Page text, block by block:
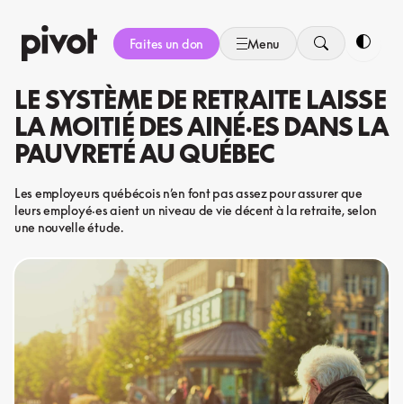
au
contenu
Faites un don Menu
LE SYSTÈME DE RETRAITE LAISSE
LA MOITIÉ DES AINÉ·ES DANS LA
PAUVRETÉ AU QUÉBEC
Les employeurs québécois n’en font pas assez pour assurer que
leurs employé·es aient un niveau de vie décent à la retraite, selon
une nouvelle étude.